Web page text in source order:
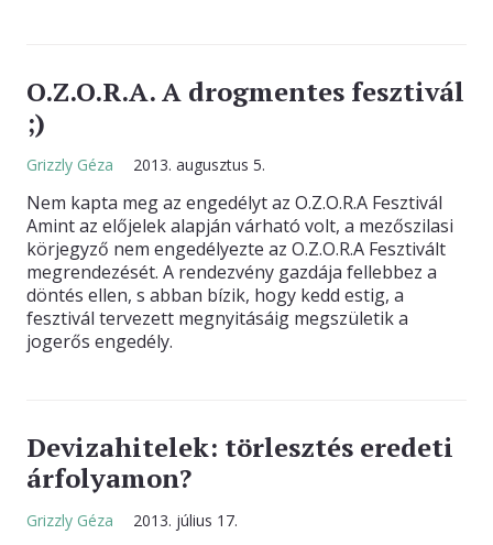
O.Z.O.R.A. A drogmentes fesztivál
;)
Grizzly Géza 2013. augusztus 5.
Nem kapta meg az engedélyt az O.Z.O.R.A Fesztivál
Amint az előjelek alapján várható volt, a mezőszilasi
körjegyző nem engedélyezte az O.Z.O.R.A Fesztivált
megrendezését. A rendezvény gazdája fellebbez a
döntés ellen, s abban bízik, hogy kedd estig, a
fesztivál tervezett megnyitásáig megszületik a
jogerős engedély.
Devizahitelek: törlesztés eredeti
árfolyamon?
Grizzly Géza 2013. július 17.